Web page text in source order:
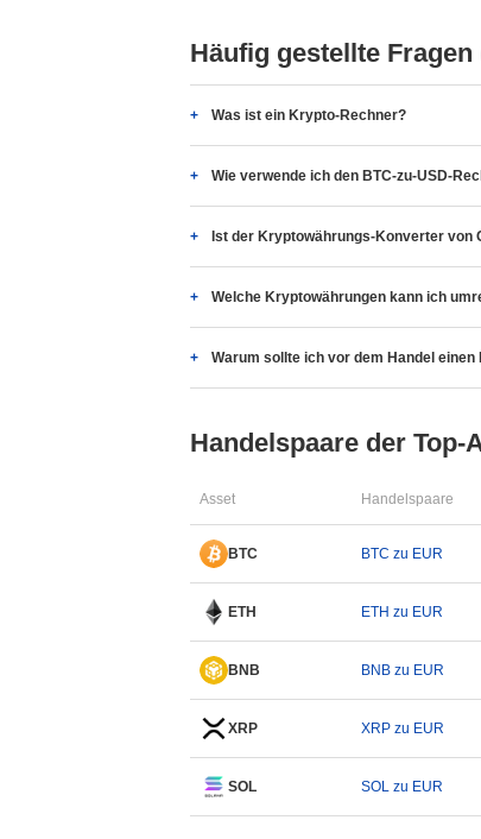
Häufig gestellte Fragen
Was ist ein Krypto-Rechner?
Wie verwende ich den BTC-zu-USD-
Ist der Kryptowährungs-Konverter von
Welche Kryptowährungen kann ich
Warum sollte ich vor dem Handel
Handelspaare der Top-
Asset Handelspaare
BTC BTC zu EUR
ETH ETH zu EUR
BNB BNB zu EUR
XRP XRP zu EUR
SOL SOL zu EUR